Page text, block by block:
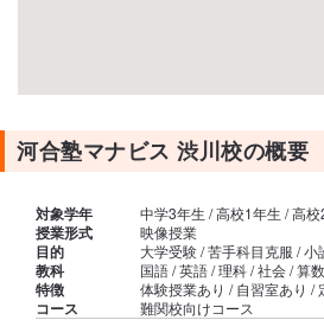
河合塾マナビス 渋川校の概要
対象学年 中学3年生 / 高校1年生 / 高
授業形式 映像授業
目的 大学受験 / 苦手科目克服 /
教科 国語 / 英語 / 理科 / 社会 / 算
特徴 体験授業あり / 自習室あり /
コース 難関校向けコース